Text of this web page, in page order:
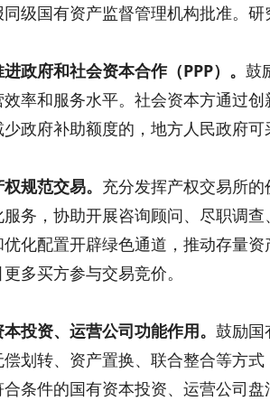
级国有资产监督管理机构批准。研
进政府和社会资本合作（PPP）。 鼓
率和服务水平。社会资本方通过
政府补助额度的，地方人民政府可
规范交易。 充分发挥产权交易所
务，协助开展咨询顾问、尽职调
化配置开辟绿色通道，推动存量
多买方参与交易竞价。
本投资、运营公司功能作用。 鼓励国
划转、资产置换、联合整合等方
条件的国有资本投资、运营公司盘